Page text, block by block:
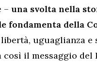
– una svolta nella
fondamenta della
uguaglianza e
il messaggio del